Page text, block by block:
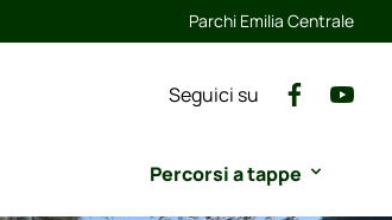
Parchi Emilia Centrale
Seguici su
Percorsi a tappe